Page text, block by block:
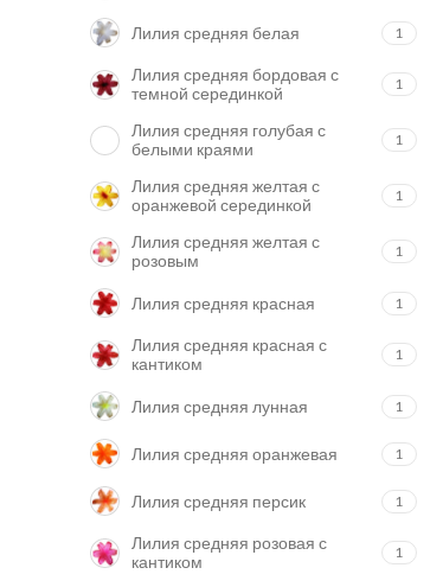
Лилия средняя белая 1
Лилия средняя бордовая с
темной серединкой
1
Лилия средняя голубая с
белыми краями
1
Лилия средняя желтая с
оранжевой серединкой
1
Лилия средняя желтая с
розовым
1
Лилия средняя красная 1
Лилия средняя красная с
кантиком
1
Лилия средняя лунная 1
Лилия средняя оранжевая 1
Лилия средняя персик 1
Лилия средняя розовая с
кантиком
1